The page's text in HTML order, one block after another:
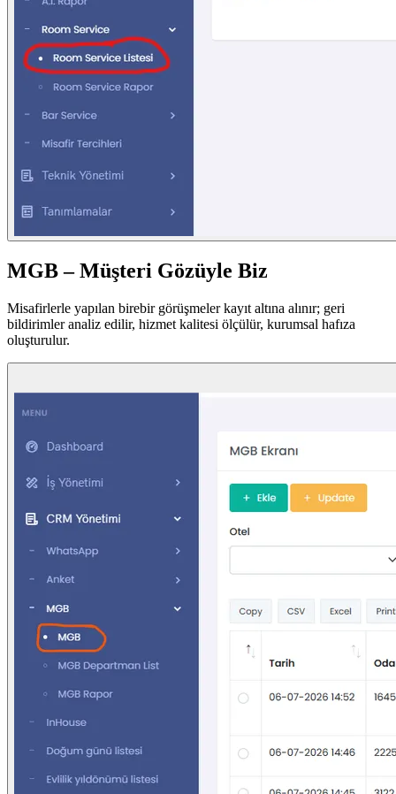
MGB – Müşteri Gözüyle Biz
Misafirlerle yapılan birebir görüşmeler kayıt altına alınır; geri
bildirimler analiz edilir, hizmet kalitesi ölçülür, kurumsal hafıza
oluşturulur.